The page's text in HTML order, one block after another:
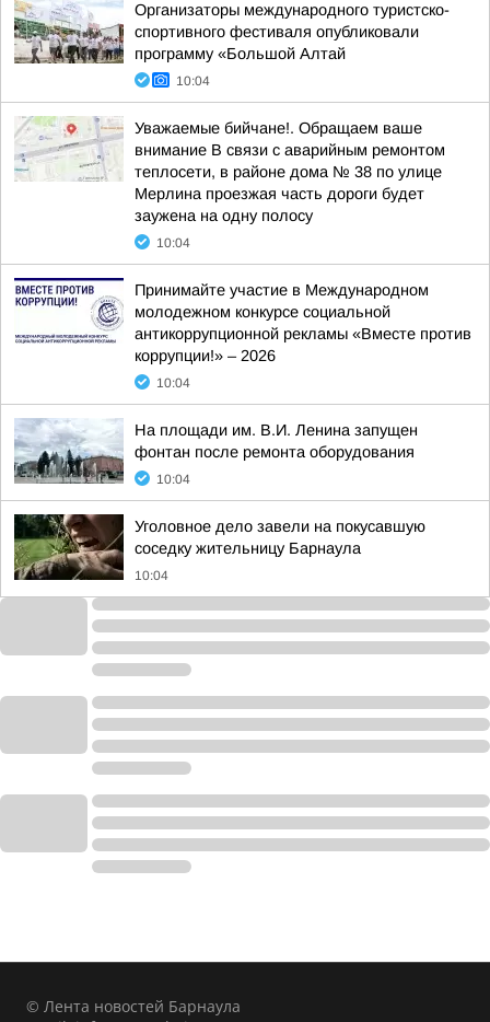
Организаторы международного туристско-
спортивного фестиваля опубликовали
программу «Большой Алтай
10:04
Уважаемые бийчане!. Обращаем ваше
внимание В связи с аварийным ремонтом
теплосети, в районе дома № 38 по улице
Мерлина проезжая часть дороги будет
заужена на одну полосу
10:04
Принимайте участие в Международном
молодежном конкурсе социальной
антикоррупционной рекламы «Вместе против
коррупции!» – 2026
10:04
На площади им. В.И. Ленина запущен
фонтан после ремонта оборудования
10:04
Уголовное дело завели на покусавшую
соседку жительницу Барнаула
10:04
© Лента новостей Барнаула